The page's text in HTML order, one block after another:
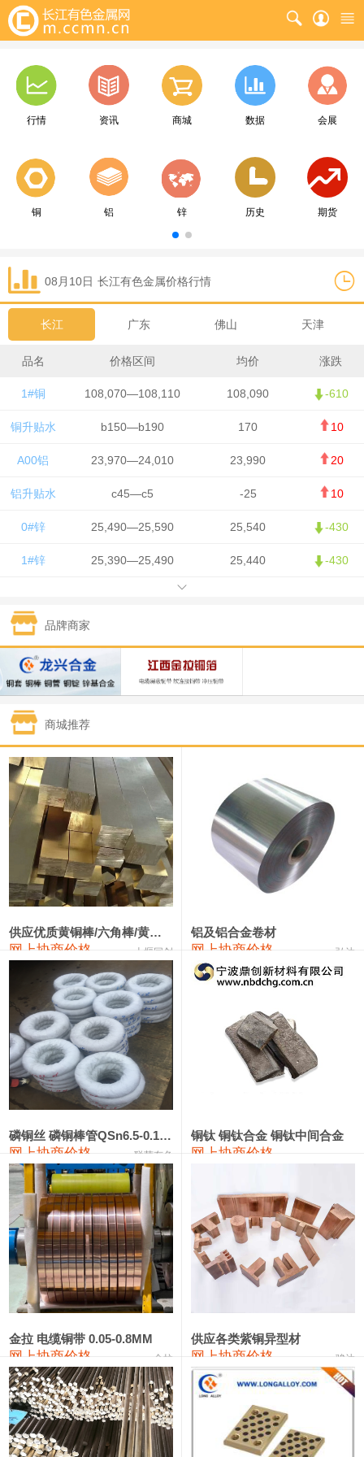
行情 资讯 商城 数据 会展
铜 铝 锌 历史 期货
08月10日 长江有色金属价格行情
长江 广东 佛山 天津
品名 价格区间 均价 涨跌
1#铜 108,070—108,110 108,090 -610
铜升贴水 b150—b190 170 10
A00铝 23,970—24,010 23,990 20
铝升贴水 c45—c5 -25 10
0#锌 25,490—25,590 25,540 -430
1#锌 25,390—25,490 25,440 -430
1#锡 426,500—428,500
1#镍 130,050—131,650
1#白银 15,405—15,415 15,410 305
钯金
1#钴 322,000—342,000
1#锑 90,000—96,000 93,000
2#锑 86,000—92,000 89,000 1,000
1#镁 17,000—18,000 17,500
1#电解锰(99.7%袋装) 18,000—18,200 18,100
1#电解锰 18,900—19,100 19,000
1#铬 60,000—82,000
3303#硅 10,300—10,500
2202#硅 14,100—14,300 14,200
441#硅 9,600—9,800 9,700
553#硅 9,300—9,500
金属硅553#-331# 10,100 0
漆包线 111,360—115,360 113,360
磷铜合金 110,200—117,000 113,600 -600
无氧铜丝(硬) 109,100—109,400 109,250
R410A专用紫铜管 113,090—113,090
铸造铝合金锭(A356.2) 24,300—24,700 24,500 0
铝合金ADC12 24,200—24,400
铸造铝合金锭(ZLD104) 24,300—24,500 24,400
品牌商家
商城推荐
供应优质黄铜棒/六角棒/黄铜方板
网上协商价格 十堰同创
铝及铝合金卷材
网上协商价格 弘达
磷铜丝 磷铜棒管QSn6.5-0.1 7-0.2 8-0.3
网上协商价格 联荣有色
铜钛 铜钛合金 铜钛中间合金
网上协商价格
金拉 电缆铜带 0.05-0.8MM
网上协商价格 金拉
供应各类紫铜异型材
网上协商价格 骏达